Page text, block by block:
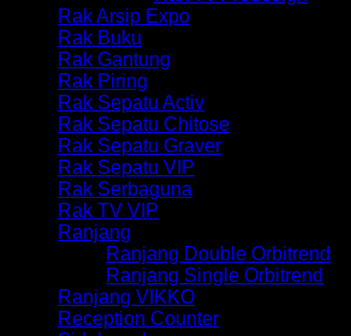
Rak Arsip Expo
Rak Buku
Rak Gantung
Rak Piring
Rak Sepatu Activ
Rak Sepatu Chitose
Rak Sepatu Graver
Rak Sepatu VIP
Rak Serbaguna
Rak TV VIP
Ranjang
Ranjang Double Orbitrend
Ranjang Single Orbitrend
Ranjang VIKKO
Reception Counter